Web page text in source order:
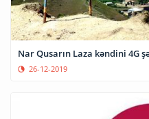
Nar Qusarın Laza kəndini 4G
26-12-2019